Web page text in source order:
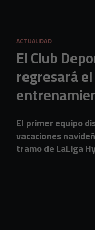
ACTUALIDAD
El Club
regresará
El primer equipo
vacaciones
tramo de LaLiga